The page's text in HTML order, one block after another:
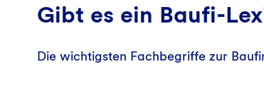
Gibt es ein Baufi-
Die wichtigsten Fachbegriffe zur